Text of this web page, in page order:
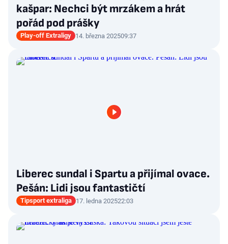
kašpar: Nechci být mrzákem a hrát
pořád pod prášky
Play-off Extraligy 14. března 202509:37
Liberec sundal i Spartu a přijímal ovace.
Pešán: Lidi jsou fantastičtí
Tipsport extraliga 17. ledna 202522:03